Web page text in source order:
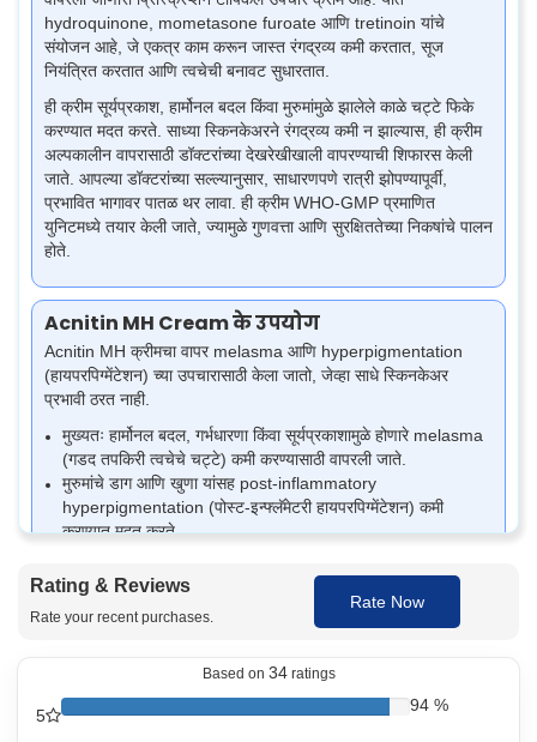
hydroquinone, mometasone furoate आणि tretinoin यांचे
संयोजन आहे, जे एकत्र काम करून जास्त रंगद्रव्य कमी करतात, सूज
नियंत्रित करतात आणि त्वचेची बनावट सुधारतात.
ही क्रीम सूर्यप्रकाश, हार्मोनल बदल किंवा मुरुमांमुळे झालेले काळे चट्टे फिके
करण्यात मदत करते. साध्या स्किनकेअरने रंगद्रव्य कमी न झाल्यास, ही क्रीम
अल्पकालीन वापरासाठी डॉक्टरांच्या देखरेखीखाली वापरण्याची शिफारस केली
जाते. आपल्या डॉक्टरांच्या सल्ल्यानुसार, साधारणपणे रात्री झोपण्यापूर्वी,
प्रभावित भागावर पातळ थर लावा. ही क्रीम WHO-GMP प्रमाणित
युनिटमध्ये तयार केली जाते, ज्यामुळे गुणवत्ता आणि सुरक्षिततेच्या निकषांचे पालन
होते.
Acnitin MH Cream के उपयोग
Acnitin MH क्रीमचा वापर melasma आणि hyperpigmentation
(हायपरपिग्मेंटेशन) च्या उपचारासाठी केला जातो, जेव्हा साधे स्किनकेअर
प्रभावी ठरत नाही.
मुख्यतः हार्मोनल बदल, गर्भधारणा किंवा सूर्यप्रकाशामुळे होणारे melasma
(गडद तपकिरी त्वचेचे चट्टे) कमी करण्यासाठी वापरली जाते.
मुरुमांचे डाग आणि खुणा यांसह post-inflammatory
hyperpigmentation (पोस्ट-इन्फ्लॅमेटरी हायपरपिग्मेंटेशन) कमी
करण्यात मदत करते.
करण्यास मदत होऊ शकते.
सूर्यामुळे झालेले डाग आणि काळे डाग कमी करून त्वचा अधिक उजळ
दिसण्यास मदत करते.
Acnitin MH Cream चे फायदे
Acnitin MH क्रीम hyperpigmentation (हायपरपिग्मेंटेशन) नियंत्रित
Rating & Reviews
Rate your recent purchases.
Rate Now
Based on 34ratings
5
94 %